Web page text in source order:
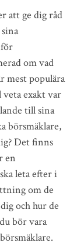
att ge dig råd
om vad
mest populära
exakt var
till sina
börsmäklare,
Det finns
en
leta efter i
om de
och hur de
bör vara